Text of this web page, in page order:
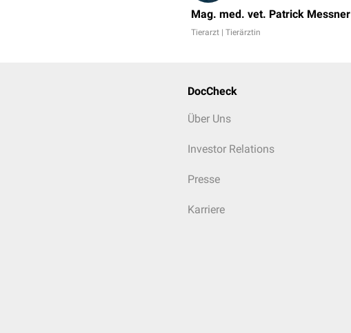
Mag. med. vet. Patrick Messner
Tierarzt | Tierärztin
DocCheck
Über Uns
Investor Relations
Presse
Karriere